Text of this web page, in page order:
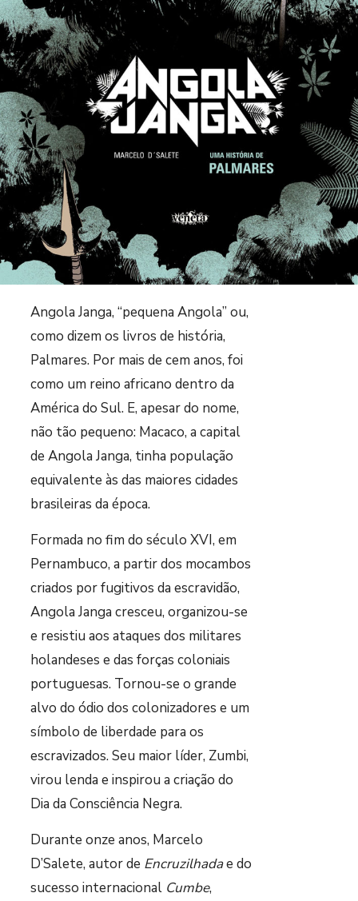
Angola Janga, “pequena Angola” ou,
como dizem os livros de história,
Palmares. Por mais de cem anos, foi
como um reino africano dentro da
América do Sul. E, apesar do nome,
não tão pequeno: Macaco, a capital
de Angola Janga, tinha população
equivalente às das maiores cidades
brasileiras da época.
Formada no fim do século XVI, em
Pernambuco, a partir dos mocambos
criados por fugitivos da escravidão,
Angola Janga cresceu, organizou-se
e resistiu aos ataques dos militares
holandeses e das forças coloniais
portuguesas. Tornou-se o grande
alvo do ódio dos colonizadores e um
símbolo de liberdade para os
escravizados. Seu maior líder, Zumbi,
virou lenda e inspirou a criação do
Dia da Consciência Negra.
Durante onze anos, Marcelo
D’Salete, autor de Encruzilhadae do
sucesso internacional Cumbe,